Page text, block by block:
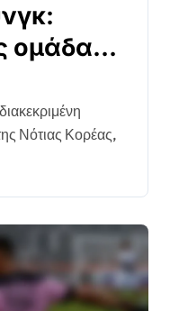
ομάδας,
Νότιας Κορέας,